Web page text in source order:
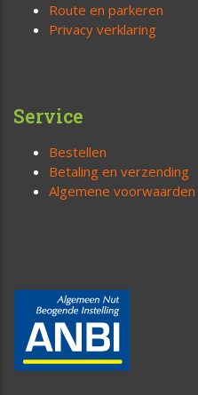
Route en parkeren
Privacy verklaring
Service
Bestellen
Betaling en verzending
Algemene voorwaarden